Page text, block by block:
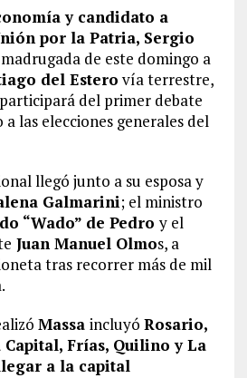
y candidato a
por la Patria, Sergio
de este domingo a
del Estero vía terrestre,
del primer debate
las elecciones generales del
llegó junto a su esposa y
Galmarini; el ministro
“Wado” de Pedroy el
Juan Manuel Olmos, a
tras recorrer más de mil
Massa incluyó Rosario,
Capital, Frías, Quilino y La
a la capital